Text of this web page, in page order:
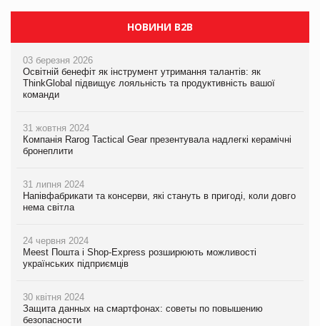
НОВИНИ B2B
03 березня 2026
Освітній бенефіт як інструмент утримання талантів: як
ThinkGlobal підвищує лояльність та продуктивність вашої
команди
31 жовтня 2024
Компанія Rarog Tactical Gear презентувала надлегкі керамічні
бронеплити
31 липня 2024
Напівфабрикати та консерви, які стануть в пригоді, коли довго
нема світла
24 червня 2024
Meest Пошта і Shop-Express розширюють можливості
українських підприємців
30 квітня 2024
Защита данных на смартфонах: советы по повышению
безопасности